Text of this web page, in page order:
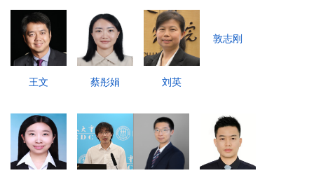
王文 蔡彤娟 刘英
敦志刚